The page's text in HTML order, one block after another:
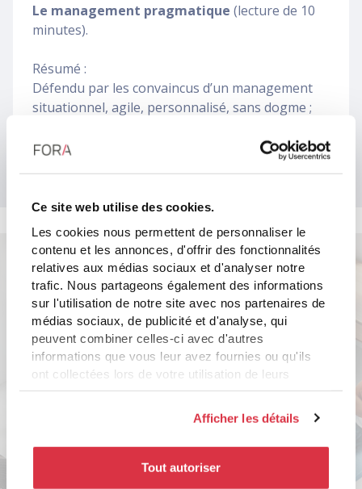
Ce site web utilise des cookies.
Les cookies nous permettent de personnaliser le
contenu et les annonces, d'offrir des fonctionnalités
relatives aux médias sociaux et d'analyser notre
trafic. Nous partageons également des informations
sur l'utilisation de notre site avec nos partenaires de
médias sociaux, de publicité et d'analyse, qui
peuvent combiner celles-ci avec d'autres
informations que vous leur avez fournies ou qu'ils
ont collectées lors de votre utilisation de leurs
services.
Afficher les détails
Tout autoriser
Le management pragmatique (lecture de 10
minutes).
Résumé :
Défendu par les convaincus d’un management
situationnel, agile, personnalisé, sans dogme ;
autour de quelques règles du jeu collectives,
Modalités pédagogiques
Cette formation présentielle se déroule comme une cour de
justice, où les apprenants sont intégrés dans une mise en scène
Elle est dispensée en intra-entreprise par groupes de 10
Sa durée est de deux journées (version allégée possible en
Les participants incarnent les jurés